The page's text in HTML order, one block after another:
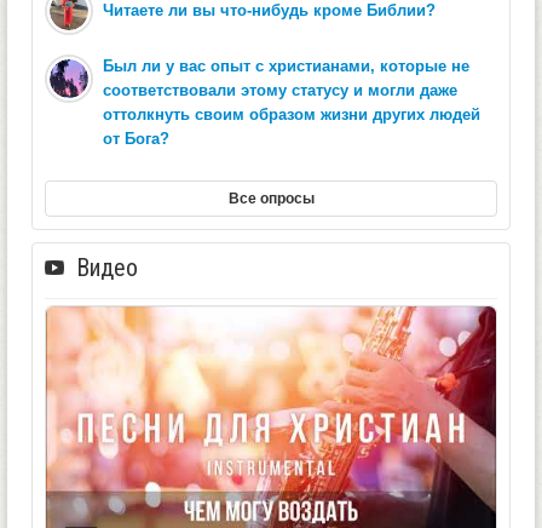
Читаете ли вы что-нибудь кроме Библии?
Был ли у вас опыт с христианами, которые не
соответствовали этому статусу и могли даже
оттолкнуть своим образом жизни других людей
от Бога?
Все опросы
Видео